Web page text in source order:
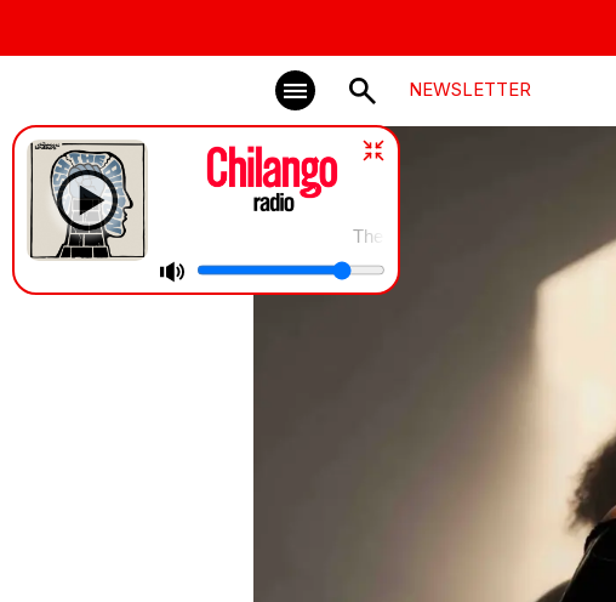
NEWSLETTER
The Chemical Brothers feat. Q-Tip |